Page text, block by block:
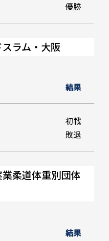
優勝
ラム・大阪
結果
初戦
敗退
柔道体重別団体
結果